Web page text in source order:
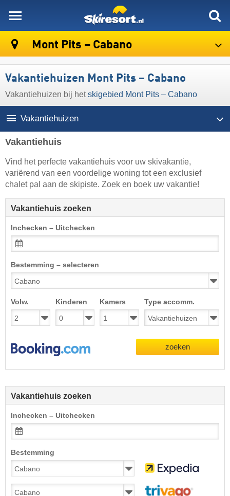
Mont Pits – Cabano
Vakantiehuizen Mont Pits – Cabano
Vakantiehuizen bij hetskigebied Mont Pits – Cabano
Vakantiehuizen
Vakantiehuis
Vind het perfecte vakantiehuis voor uw skivakantie,
variërend van een voordelige woning tot een exclusief
chalet pal aan de skipiste. Zoek en boek uw vakantie!
Vakantiehuis zoeken
Inchecken – Uitchecken
Bestemming – selecteren
Volw. Kinderen Kamers Type accomm.
zoeken
Vakantiehuis zoeken
Inchecken – Uitchecken
Bestemming